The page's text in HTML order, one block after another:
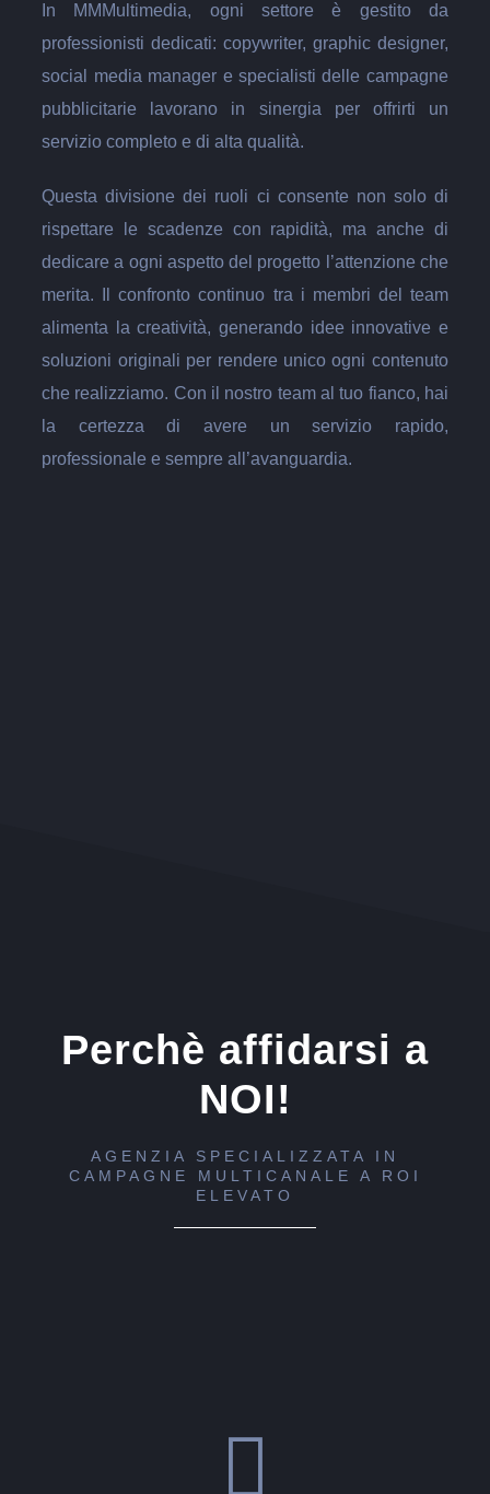
In MMMultimedia, ogni settore è gestito da
professionisti dedicati: copywriter, graphic designer,
social media manager e specialisti delle campagne
pubblicitarie lavorano in sinergia per offrirti un
servizio completo e di alta qualità.
Questa divisione dei ruoli ci consente non solo di
rispettare le scadenze con rapidità, ma anche di
dedicare a ogni aspetto del progetto l’attenzione che
merita. Il confronto continuo tra i membri del team
alimenta la creatività, generando idee innovative e
soluzioni originali per rendere unico ogni contenuto
che realizziamo. Con il nostro team al tuo fianco, hai
la certezza di avere un servizio rapido,
professionale e sempre all’avanguardia.
Perchè affidarsi a
NOI!
AGENZIA SPECIALIZZATA IN
CAMPAGNE MULTICANALE A ROI
ELEVATO